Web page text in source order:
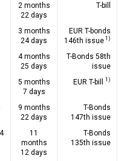
2 months
22 days
T-bill
3 months
24 days
EUR T-bonds
146th issue 1)
4 months
25 days
T-Bonds 58th
issue
5 months
7 days
EUR T-bill 1)
9 months
22 days
T-Bonds
147th issue
11
months
12 days
T-Bonds
135th issue